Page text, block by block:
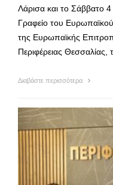
Λάρισα και το Σάββατο
Γραφείο του
της Ευρωπαϊκής
Περιφέρειας Θεσσαλίας,
Διαβάστε περισσότερα